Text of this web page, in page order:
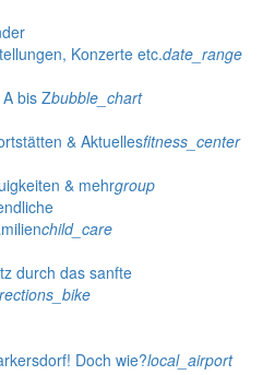
Konzerte etc.date_range
bis Zbubble_chart
& Aktuellesfitness_center
& mehrgroup
child_care
durch das sanfte
Doch wie?local_airport